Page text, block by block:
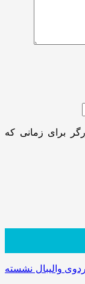
برای زمانی که